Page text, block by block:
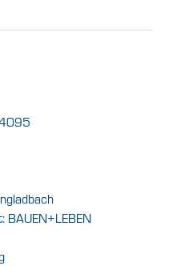
BAUEN+LEBEN